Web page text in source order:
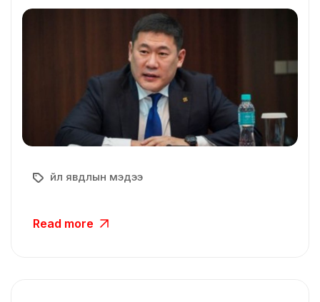
Үйл явдлын мэдээ
Read more